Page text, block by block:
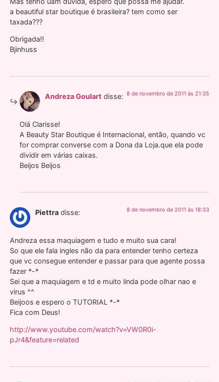
a beautiful star boutique é brasileira? tem como ser
taxada???
Obrigada!!
Bjinhuss
Andreza Goulart disse: 8 de novembro de 2011 às 21:35
Olá Clarisse!
A Beauty Star Boutique é Internacional, então, quando vc
for comprar converse com a Dona da Loja.que ela pode
dividir em várias caixas.
Beijos Beijos
Piettra disse: 8 de novembro de 2011 às 18:33
Andreza essa maquiagem e tudo e muito sua cara!
So que ele fala ingles não da para entender tenho certeza
que vc consegue entender e passar para que agente possa
fazer *-*
Sei que a maquiagem e td e muito linda pode olhar nao e
virus ^^
Beijoos e espero o TUTORIAL *-*
Fica com Deus!
http://www.youtube.com/watch?v=VW0R0i-
pJr4&feature=related